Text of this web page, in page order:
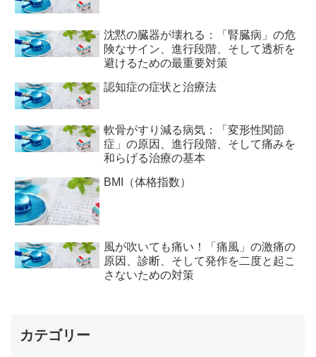
沈黙の臓器が壊れる：「腎臓病」の危
険なサイン、進行段階、そして透析を
避けるための最重要対策
認知症の症状と治療法
軟骨がすり減る病気：「変形性関節
症」の原因、進行段階、そして痛みを
和らげる治療の基本
BMI（体格指数）
風が吹いても痛い！「痛風」の激痛の
原因、診断、そして発作を二度と起こ
さないための対策
カテゴリー